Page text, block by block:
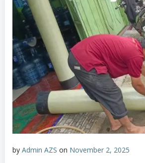
by Admin AZS on November 2, 2025